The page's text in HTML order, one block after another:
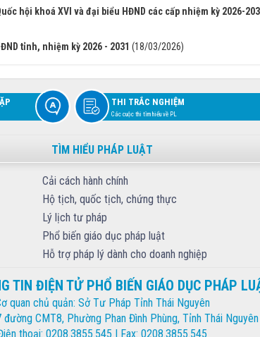
hội khoá XVI và đại biểu HĐND các cấp nhiệm kỳ 2026-
tỉnh, nhiệm kỳ 2026 - 2031 (18/03/2026)
THI TRẮC NGHIỆM
Các cuộc thi tìm hiểu về PL
TÌM HIỂU PHÁP LUẬT
Cải cách hành chính
Hộ tịch, quốc tịch, chứng thực
Lý lịch tư pháp
Phổ biến giáo dục pháp luật
Hỗ trợ pháp lý dành cho doanh nghiệp
TIN ĐIỆN TỬ PHỔ BIẾN GIÁO DỤC PHÁP
quan chủ quản: Sở Tư Pháp Tỉnh Thái Nguyên
CMT8, Phường Phan Đình Phùng, Tỉnh Thái Nguyên
thoại: 0208.3855.545 | Fax: 0208.3855.545